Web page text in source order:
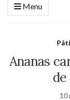
Menu
Ananas
10